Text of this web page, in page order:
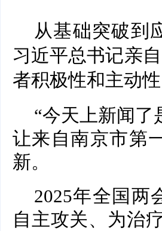
从基础突破到
习近平总书记亲
者积极性和主动性
“今天上新闻了
让来自南京市第
新。
2025年全国两
自主攻关、为治